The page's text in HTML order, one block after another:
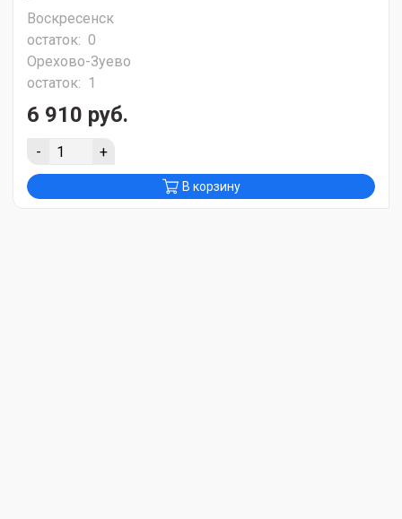
Воскресенск
остаток: 0
Орехово-Зуево
остаток: 1
6 910 руб.
- +
В корзину